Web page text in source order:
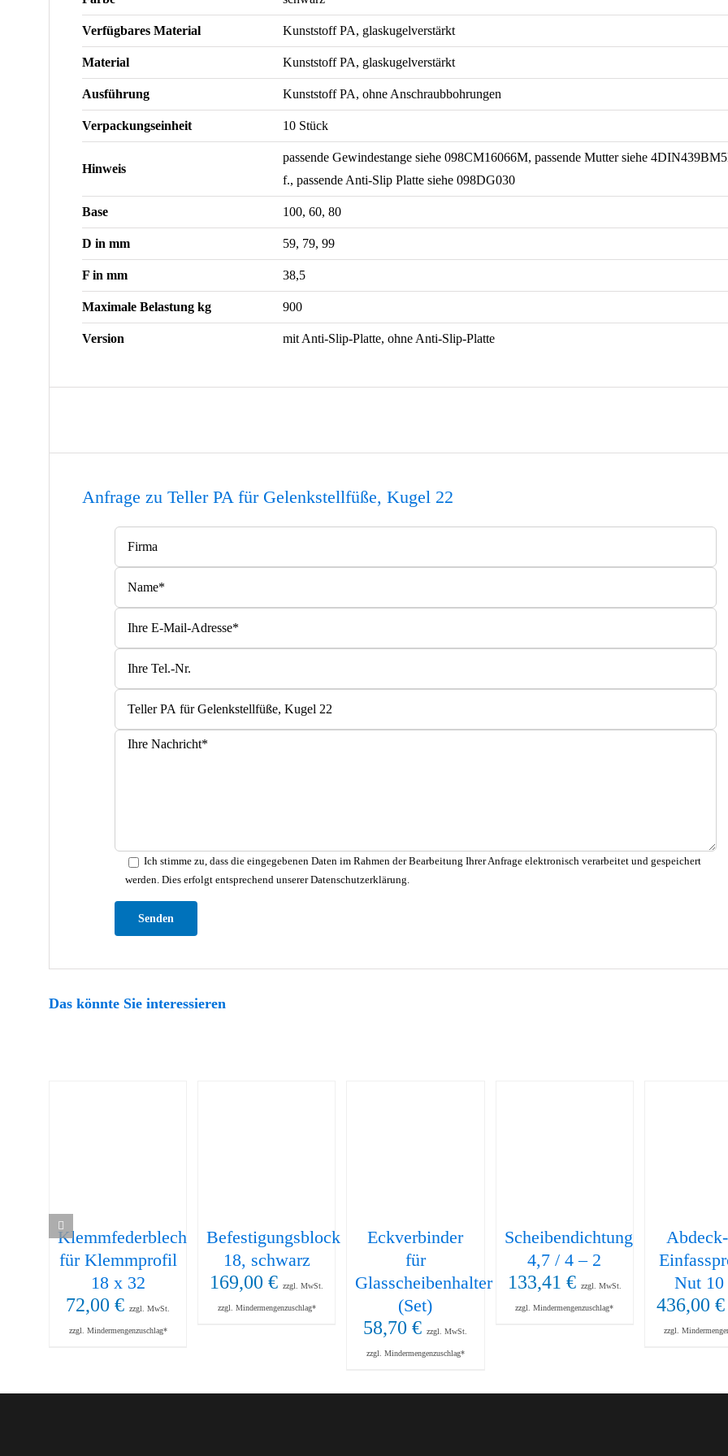
Verfügbares Material Kunststoff PA, glaskugelverstärkt
Material Kunststoff PA, glaskugelverstärkt
Ausführung Kunststoff PA, ohne Anschraubbohrungen
Verpackungseinheit 10 Stück
Hinweis
passende Gewindestange siehe 098CM16066M, passende Mutter siehe
f., passende Anti-Slip Platte siehe 098DG030
Base 100, 60, 80
D in mm 59, 79, 99
F in mm 38,5
Maximale Belastung kg 900
Version mit Anti-Slip-Platte, ohne Anti-Slip-Platte
Anfrage zu Teller PA für Gelenkstellfüße, Kugel 22
Ich stimme zu, dass die eingegebenen Daten im Rahmen der Bearbeitung Ihrer Anfrage elektronisch verarbeitet und gespeichert
werden. Dies erfolgt entsprechend unserer Datenschutzerklärung.
Das könnte Sie interessieren
Klemmfederblech
für Klemmprofil
18 x 32
72,00€ zzgl. MwSt.
zzgl. Mindermengenzuschlag*
Befestigungsblock
18, schwarz
169,00€ zzgl. MwSt.
zzgl. Mindermengenzuschlag*
Eckverbinder
für
Glasscheibenhalter
(Set)
58,70€ zzgl. MwSt.
zzgl. Mindermengenzuschlag*
Scheibendichtung
4,7 / 4 – 2
133,41 € zzgl. MwSt.
zzgl. Mindermengenzuschlag*
Nut
436,00 €
zzgl.